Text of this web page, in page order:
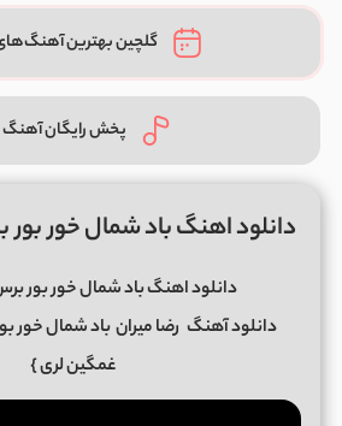
گلچین بهترین
پخش رایگان
دانلود اهنگ باد شمال خور
دانلود اهنگ باد شمال خور بور
دانلود آهنگ رضا میرانباد شمال خور
غمگین لری }